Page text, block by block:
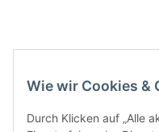
Wie wir Cookies &
Durch Klicken auf „Alle
Kategorien